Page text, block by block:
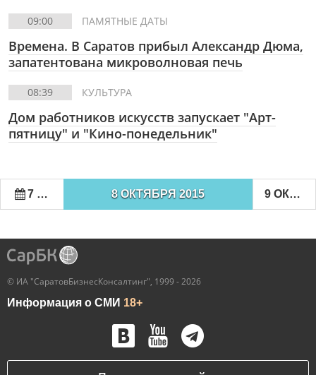
09:00 ПАМЯТНЫЕ ДАТЫ
Времена. В Саратов прибыл Александр Дюма,
запатентована микроволновая печь
08:39 КУЛЬТУРА
Дом работников искусств запускает "Арт-
пятницу" и "Кино-понедельник"
7 ОКТЯБРЯ 2015 8 ОКТЯБРЯ 2015 9 ОКТЯБРЯ 2015
© ИА "СаратовБизнесКонсалтинг", 1999 - 2026
Информация о СМИ 18+